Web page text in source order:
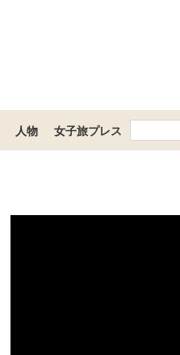
人物 女子旅プレス